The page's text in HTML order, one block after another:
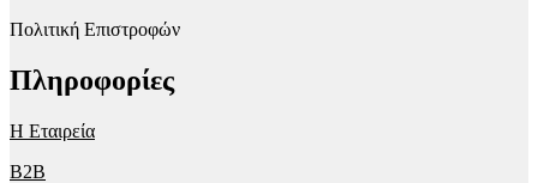
Πολιτική Επιστροφών
Πληροφορίες
Η Εταιρεία
B2B